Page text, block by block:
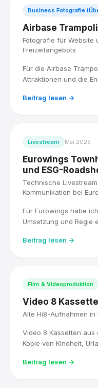
Business Fotografie
Airbase
Fotografie für Website
Freizeitangebots
Für die Airbase
Attraktionen und die
Media zum Hingucker
Beitrag lesen →
Livestream Mai 2025
Eurowings
und ESG-
Technische
Kommunikation bei
Für Eurowings habe
Umsetzung und Regie
Mitarbeitende, mit drei
Beitrag lesen →
Film & Videoproduktion
Video 8
Alte Hi8-Aufnahmen in
Video 8 Kassetten
Kopie von Kindheit,
DaVinci Resolve und
Beitrag lesen →